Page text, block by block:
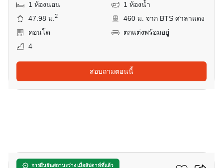
1 ห้องนอน
1 ห้องน้ำ
47.98 ม.2
460 ม. จาก BTS ศาลาแดง
คอนโด
ตกแต่งพร้อมอยู่
4
สอบถามตอนนี้
การยืนยันสถานะว่าง เมื่อสัปดาห์ที่แล้ว